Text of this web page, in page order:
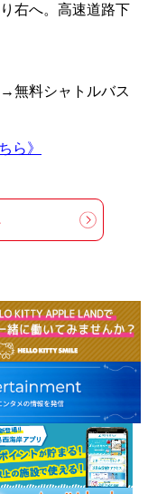
右へ。高速道路下
無料シャトルバス
ら》